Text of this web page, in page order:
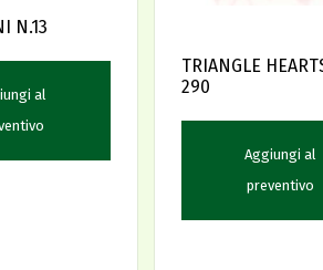
N.13
al
TRIANGLE
290
Aggiungi al
preventivo